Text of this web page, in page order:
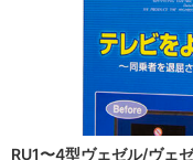
RU1〜4型ヴェゼル/ヴェ